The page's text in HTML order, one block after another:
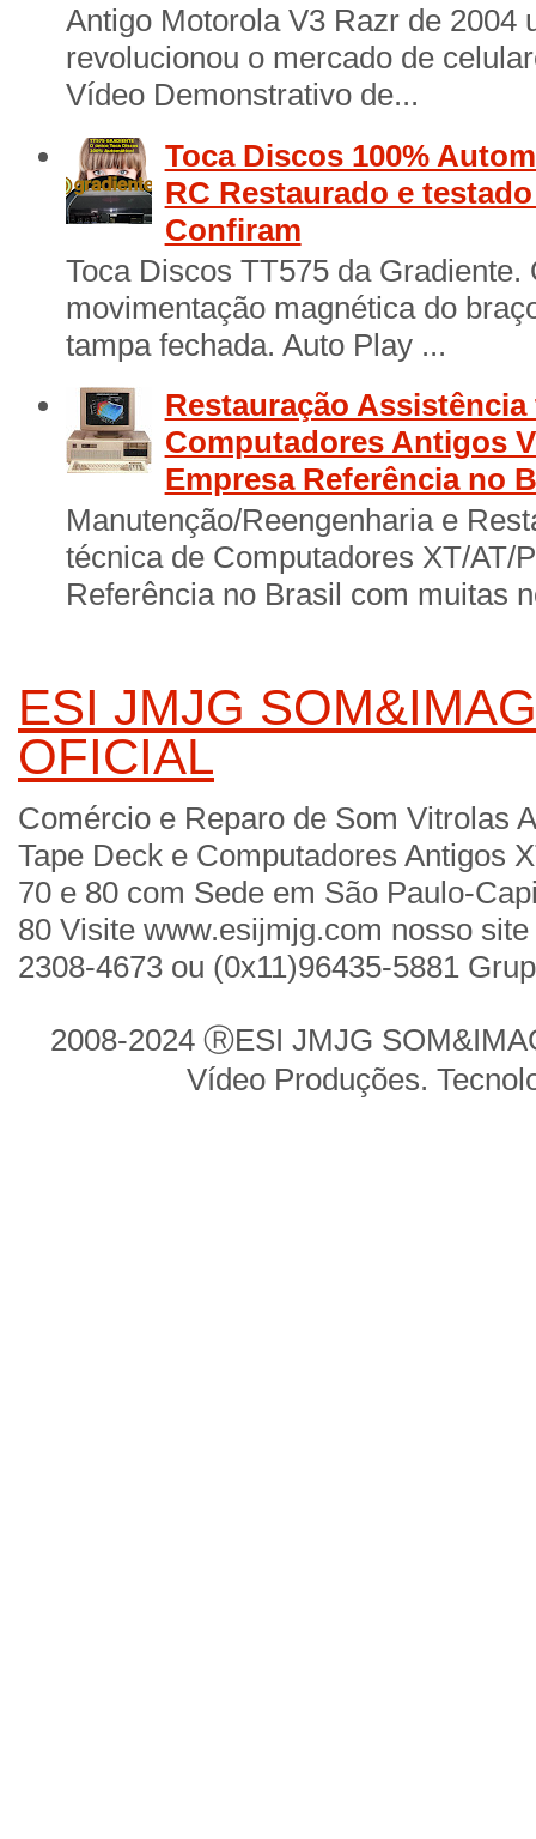
Antigo Motorola V3 Razr de 2004
revolucionou o mercado de
Vídeo Demonstrativo de...
Toca Discos 100%
RC Restaurado e
Confiram
Toca Discos TT575 da
movimentação magnética do
tampa fechada. Auto Play ...
Restauração Assistência
Computadores Antigos
Empresa Referência no
Manutenção/Reengenharia e
técnica de Computadores XT/AT/
Referência no Brasil com muitas
ESI JMJG
OFICIAL
Comércio e Reparo de Som Vitrolas
Tape Deck e Computadores Antigos
70 e 80 com Sede em São Paulo-
80 Visite www.esijmjg.com nosso
2308-4673 ou (0x11)96435-5881
2008-2024 ⓇESI JMJG
Vídeo Produções.